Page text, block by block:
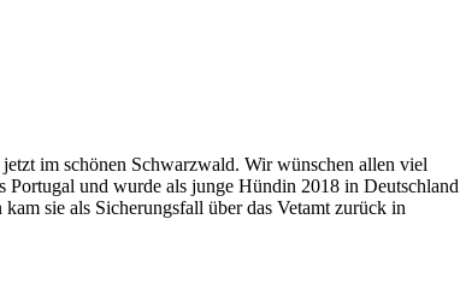
im schönen Schwarzwald. Wir wünschen allen viel
und wurde als junge Hündin 2018 in Deutschland
sie als Sicherungsfall über das Vetamt zurück in